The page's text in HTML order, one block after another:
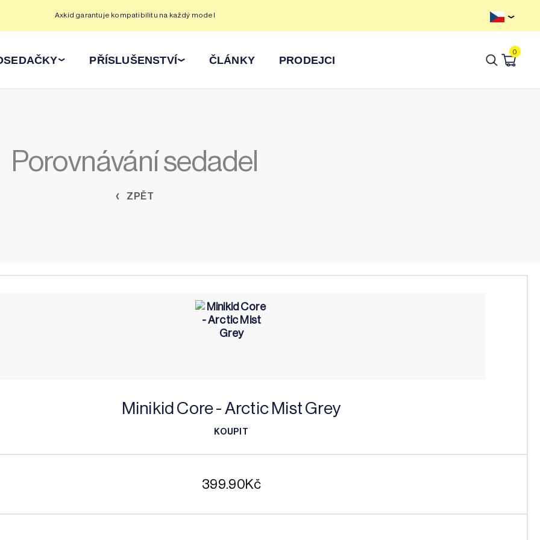
Axkid garantuje kompatibilitu na každý model
PŘÍSLUŠENSTVÍ ČLÁNKY PRODEJCI
0
Porovnávání sedadel
ZPĚT
Minikid Core - Arctic Mist Grey
KOUPIT
399.90Kč